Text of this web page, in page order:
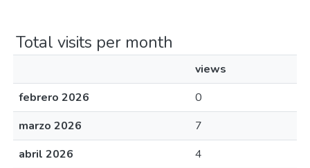
Total visits per month
views
febrero 2026
0
marzo 2026
7
abril 2026
4